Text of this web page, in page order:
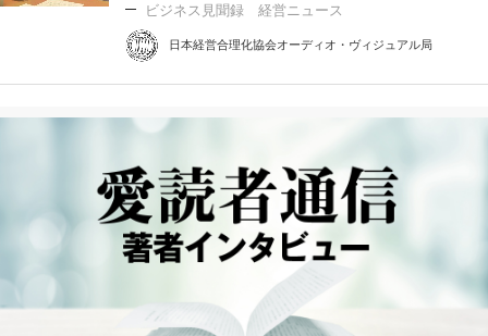
ビジネス見聞録 経営ニュース
日本経営合理化協会オーディオ・ヴィジュアル局